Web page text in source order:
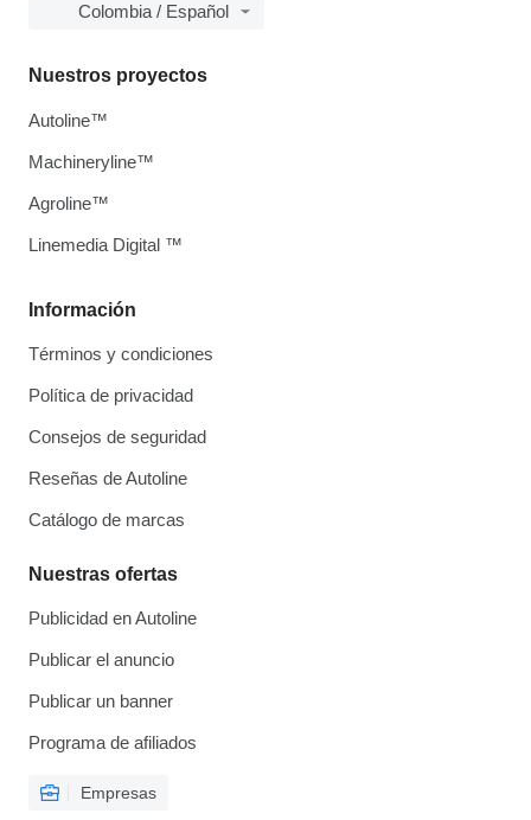
Colombia / Español
Información
Términos y condiciones
Política de privacidad
Consejos de seguridad
Reseñas de Autoline
Catálogo de marcas
Nuestras ofertas
Publicidad en Autoline
Publicar el anuncio
Publicar un banner
Programa de afiliados
Empresas
Nuestros proyectos
Autoline™
Machineryline™
Agroline™
Linemedia Digital ™